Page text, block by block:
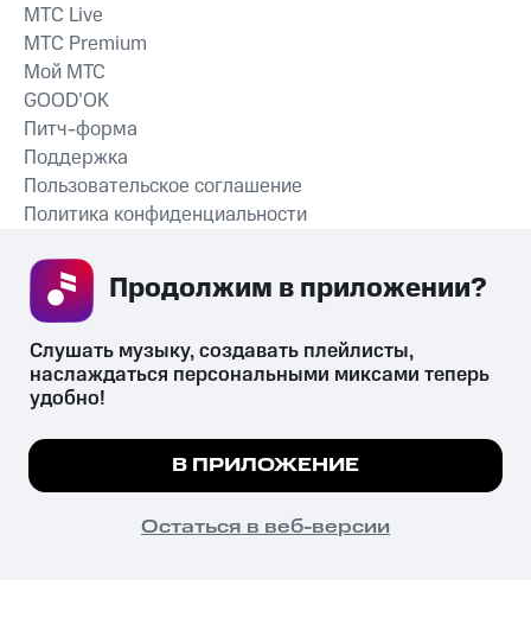
СКАЧАТЬ ПРИЛОЖЕНИЕ
MTС Live
MTС Premium
Мой МТС
GOOD’OK
Питч-форма
Поддержка
Пользовательское соглашение
Политика конфиденциальности
психотропных веществ, их аналогов причиняет вред здоровью,
их незаконный оборот запрещён и влечёт установленную
законодательством ответственность.
© 2026 ООО «КИОН».
Все права защищены
Мы используем куки, чтобы на сайте все
Подробнее
ПОНЯТНО
Слушать музыку, создавать плейлисты,
наслаждаться персональными миксами теперь
удобно!
В ПРИЛОЖЕНИЕ
Остаться в веб-версии